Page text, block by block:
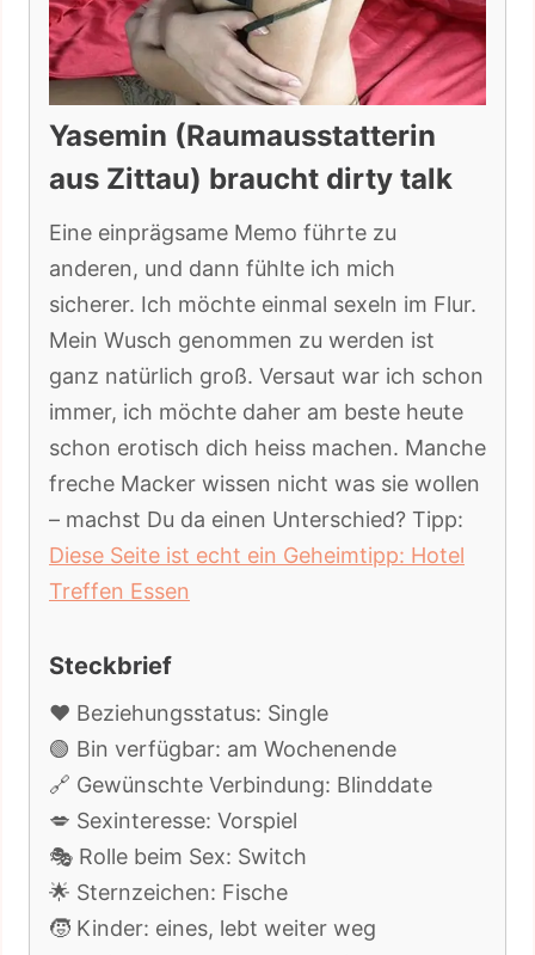
Yasemin (Raumausstatterin
aus Zittau) braucht dirty talk
Eine einprägsame Memo führte zu
anderen, und dann fühlte ich mich
sicherer. Ich möchte einmal sexeln im Flur.
Mein Wusch genommen zu werden ist
ganz natürlich groß. Versaut war ich schon
immer, ich möchte daher am beste heute
schon erotisch dich heiss machen. Manche
freche Macker wissen nicht was sie wollen
– machst Du da einen Unterschied? Tipp:
Diese Seite ist echt ein Geheimtipp: Hotel
Treffen Essen
Steckbrief
❤️ Beziehungsstatus: Single
🟢 Bin verfügbar: am Wochenende
🔗 Gewünschte Verbindung: Blinddate
💋 Sexinteresse: Vorspiel
🎭 Rolle beim Sex: Switch
🌟 Sternzeichen: Fische
🧒 Kinder: eines, lebt weiter weg